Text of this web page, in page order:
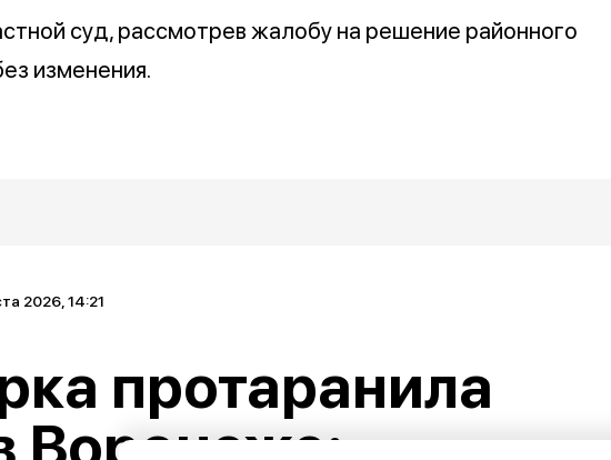
суд, рассмотрев жалобу на решение районного
изменения.
2026, 14:21
протаранила